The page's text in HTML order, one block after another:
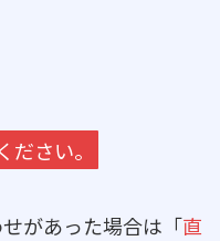
さい。
があった場合は「直